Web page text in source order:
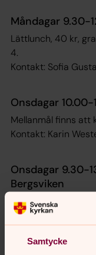
Samtycke
Måndagar 9.30-
Lättlunch, 40 kr,
4.
Kontakt: Sofia
Onsdagar
Mellanmål finns att
Kontakt: Karin
Onsdagar 9.30-
Bergsviken
Enklare lunch finns
Kontakt: Carina
Fredagar 9.30-